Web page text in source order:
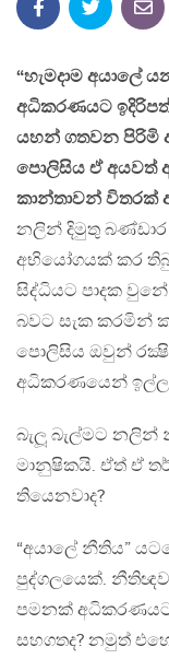
“හැමදාම අයාලේ
අධිකරණයට
යහන් ගතවන පිරිමි
පොලිසිය ඒ අයවත්
කාන්තාවන් විතරක්
නලින් දිමුතු බණ්ඩාර
අභියෝගයක් කර
සිද්ධියට පාදක
බවට සැක කරමින්
පොලිසිය ඔවුන්
අධිකරණයෙන්
බැලූ බැල්මට නලින්
මානුෂිකයි. ඒත් ඒ
තියෙනවාද​?
“අයාලේ නීතිය”
පුද්ගලයෙක්.
පමනක්
සහගතද​? නමුත්